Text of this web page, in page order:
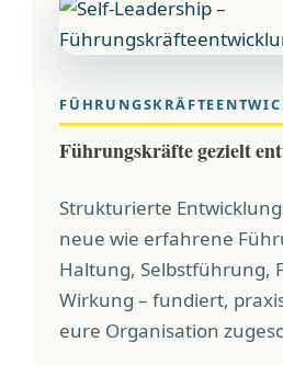
Führungskräfte gezielt
Strukturierte
neue wie erfahrene
Haltung, Selbstführung,
Wirkung – fundiert,
eure Organisation